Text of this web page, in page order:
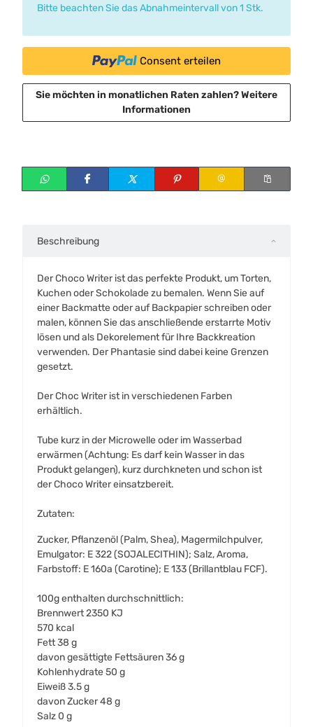
x
Bitte beachten Sie das Abnahmeintervall von 1 Stk.
Consent erteilen
Sie möchten in monatlichen Raten zahlen?Weitere
Informationen
Beschreibung
Der Choco Writer ist das perfekte Produkt, um Torten,
Kuchen oder Schokolade zu bemalen. Wenn Sie auf
einer Backmatte oder auf Backpapier schreiben oder
malen, können Sie das anschließende erstarrte Motiv
lösen und als Dekorelement für Ihre Backkreation
verwenden. Der Phantasie sind dabei keine Grenzen
gesetzt.
Der Choc Writer ist in verschiedenen Farben
erhältlich.
Tube kurz in der Microwelle oder im Wasserbad
erwärmen (Achtung: Es darf kein Wasser in das
Produkt gelangen), kurz durchkneten und schon ist
der Choco Writer einsatzbereit.
Zutaten:
Zucker, Pflanzenöl (Palm, Shea), Magermilchpulver,
Emulgator: E 322 (SOJALECITHIN); Salz, Aroma,
Farbstoff: E 160a (Carotine); E 133 (Brillantblau FCF).
100g enthalten durchschnittlich:
Brennwert2350 KJ
570 kcal
Fett38 g
davon gesättigte Fettsäuren36 g
Kohlenhydrate50 g
Eiweiß3.5 g
davon Zucker48 g
Salz 0 g